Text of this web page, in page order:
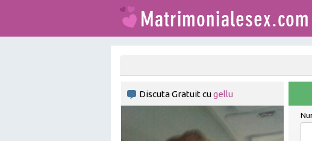
Discuta Gratuit cugellu